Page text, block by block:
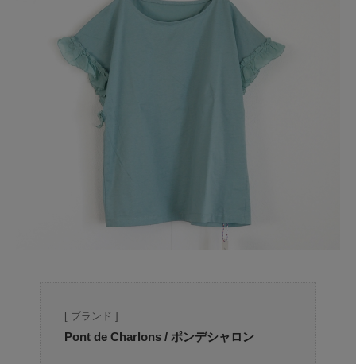
[ ブランド ]
Pont de Charlons / ポンデシャロン